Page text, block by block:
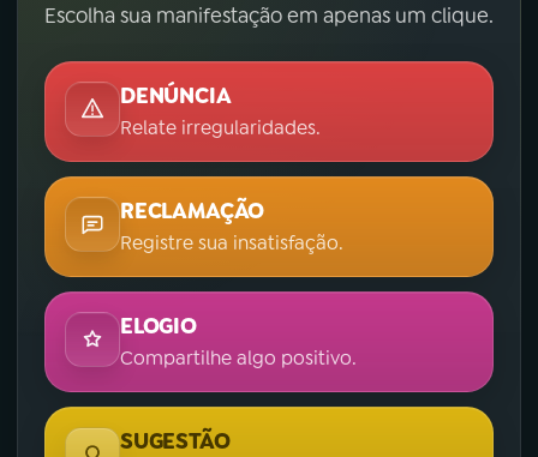
Escolha sua manifestação em apenas um clique.
DENÚNCIA
Relate irregularidades.
RECLAMAÇÃO
Registre sua insatisfação.
ELOGIO
Compartilhe algo positivo.
SUGESTÃO